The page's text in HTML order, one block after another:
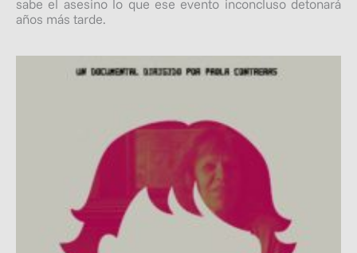
sabe el asesino lo que ese evento inconcluso detonará
años más tarde.